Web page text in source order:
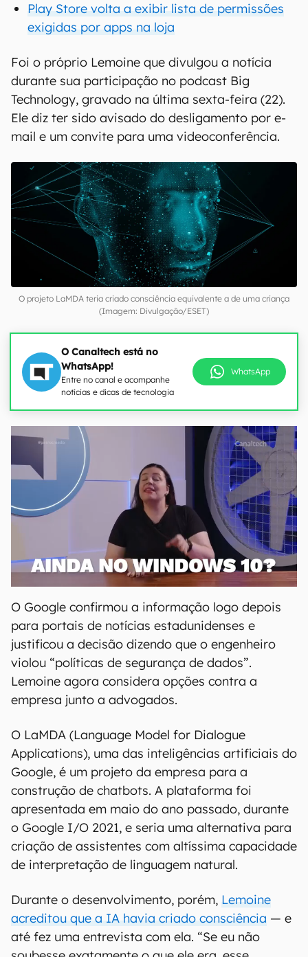
Play Store volta a exibir lista de permissões
exigidas por apps na loja
Foi o próprio Lemoine que divulgou a notícia
durante sua participação no podcast Big
Technology, gravado na última sexta-feira (22).
Ele diz ter sido avisado do desligamento por e-
mail e um convite para uma videoconferência.
O projeto LaMDA teria criado consciência equivalente a de uma criança
(Imagem: Divulgação/ESET)
O Canaltech está no
WhatsApp!
Entre no canal e acompanhe
notícias e dicas de tecnologia
WhatsApp
O Google confirmou a informação logo depois
para portais de notícias estadunidenses e
justificou a decisão dizendo que o engenheiro
violou “políticas de segurança de dados”.
Lemoine agora considera opções contra a
empresa junto a advogados.
O LaMDA (Language Model for Dialogue
Applications), uma das inteligências artificiais do
Google, é um projeto da empresa para a
construção de chatbots. A plataforma foi
apresentada em maio do ano passado, durante
o Google I/O 2021, e seria uma alternativa para
criação de assistentes com altíssima capacidade
de interpretação de linguagem natural.
Durante o desenvolvimento, porém, Lemoine
acreditou que a IA havia criado consciência — e
até fez uma entrevista com ela. “Se eu não